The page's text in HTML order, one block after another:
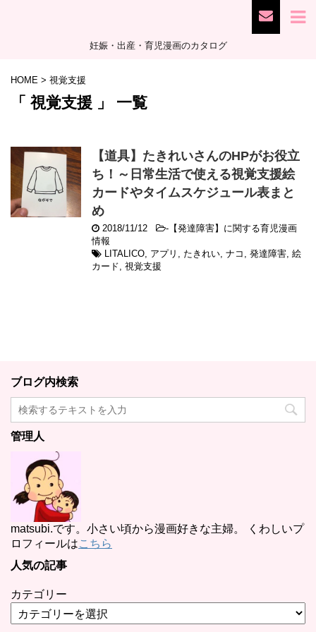
妊娠・出産・育児漫画のカタログ
HOME > 視覚支援
「 視覚支援 」 一覧
【道具】たきれいさんのHPがお役立
ち！～日常生活で使える視覚支援絵
カードやタイムスケジュール表まと
め
2018/11/12 - 【発達障害】に関する育児漫画
情報
LITALICO, アプリ , たきれい, ナコ , 発達障害, 絵
カード, 視覚支援
ブログ内検索
管理人
matsubi.です。小さい頃から漫画好きな主婦。 くわしいプ
ロフィールはこちら
人気の記事
カテゴリー